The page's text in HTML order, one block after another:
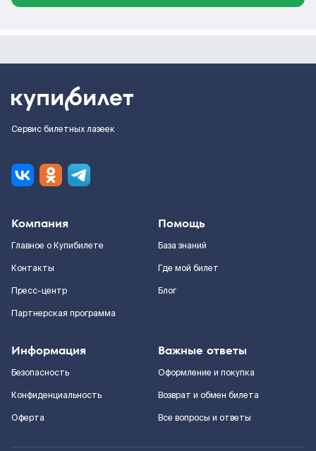
Сервис билетных лазеек
Компания
Главное о Купибилете
Контакты
Пресс-центр
Партнерская программа
Помощь
База знаний
Где мой билет
Блог
Информация
Безопасность
Конфиденциальность
Оферта
Важные ответы
Оформление и покупка
Возврат и обмен билета
Все вопросы и ответы